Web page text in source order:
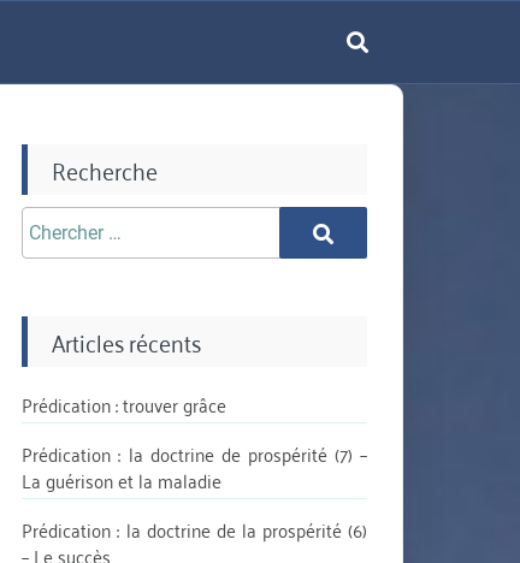
Recherche
Chercher
aprè:
Chercher
Articles récents
Prédication : trouver grâce
Prédication : la doctrine de prospérité (7) –
La guérison et la maladie
Prédication : la doctrine de la prospérité (6)
– Le succès